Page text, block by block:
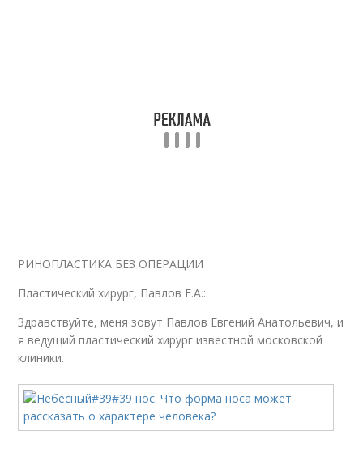
РИНОПЛАСТИКА БЕЗ ОПЕРАЦИИ
Пластический хирург, Павлов Е.А.:
Здравствуйте, меня зовут Павлов Евгений Анатольевич, и
я ведущий пластический хирург известной московской
клиники.